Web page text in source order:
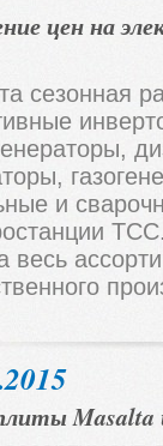
цен на
сезонная
и
весь
Masalta